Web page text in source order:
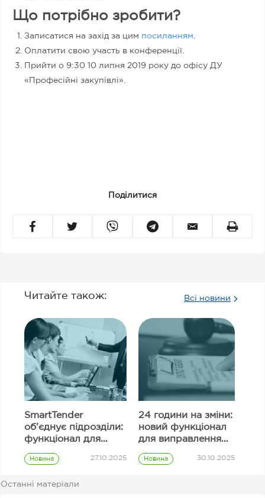
Що потрібно зробити?
Записатися на захід за цим посиланням
Оплатити свою участь в конференції.
Прийти о 9:30 10 липня 2019 року до офісу ДУ
«Професійні закупівлі».
Поділитися
Останні матеріали
Читайте також: Всі новини
SmartTender
об’єднує підрозділи:
функціонал для
закупівель
Новина
закупівлі
27.10.2025
24 години на зміни:
новий функціонал
для виправлення
тендерної
Новина 30.10.2025